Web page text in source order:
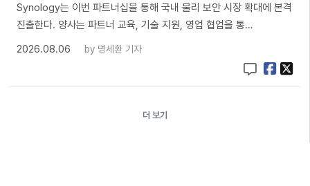
Synology는 이번 파트너십을 통해 국내 물리 보안 시장 확대에 본격
진출한다. 양사는 파트너 교육, 기술 지원, 영업 협업을 통…
2026.08.06
by 명세환 기자
더 보기